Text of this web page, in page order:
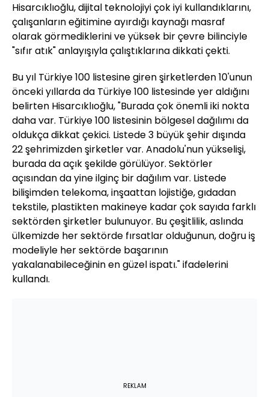
Hisarcıklıoğlu, dijital teknolojiyi çok iyi kullandıklarını,
çalışanların eğitimine ayırdığı kaynağı masraf
olarak görmediklerini ve yüksek bir çevre bilinciyle
"sıfır atık" anlayışıyla çalıştıklarına dikkati çekti.
Bu yıl Türkiye 100 listesine giren şirketlerden 10'unun
önceki yıllarda da Türkiye 100 listesinde yer aldığını
belirten Hisarcıklıoğlu, "Burada çok önemli iki nokta
daha var. Türkiye 100 listesinin bölgesel dağılımı da
oldukça dikkat çekici. Listede 3 büyük şehir dışında
22 şehrimizden şirketler var. Anadolu'nun yükselişi,
burada da açık şekilde görülüyor. Sektörler
açısından da yine ilginç bir dağılım var. Listede
bilişimden telekoma, inşaattan lojistiğe, gıdadan
tekstile, plastikten makineye kadar çok sayıda farklı
sektörden şirketler bulunuyor. Bu çeşitlilik, aslında
ülkemizde her sektörde fırsatlar olduğunun, doğru iş
modeliyle her sektörde başarının
yakalanabileceğinin en güzel ispatı." ifadelerini
kullandı.
REKLAM